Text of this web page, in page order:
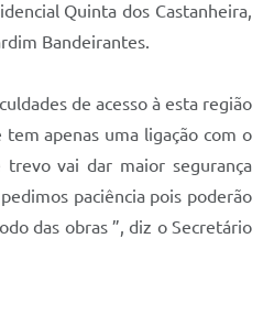
Quinta dos Castanheira,
Bandeirantes.
de acesso à esta região
tem apenas uma ligação com o
trevo vai dar maior segurança
paciência pois poderão
das obras ”, diz o Secretário